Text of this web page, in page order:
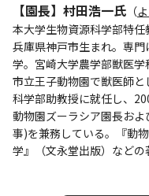
【園長】村田浩一氏 （
本大学生物資源科学部特任
兵庫県神戸市生まれ。専
学。宮崎大学農学部獣医
市立王子動物園で獣医師
科学部助教授に就任し、
動物園ズーラシア園長お
事)を兼務している。『動
学』（文永堂出版）などの